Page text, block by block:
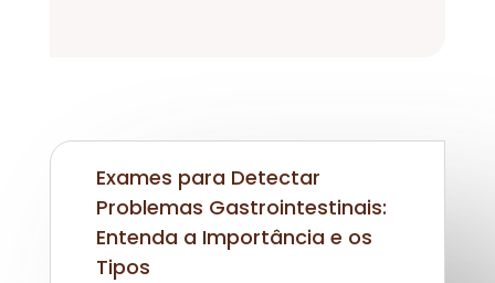
Exames para Detectar
Problemas Gastrointestinais:
Entenda a Importância e os
Tipos